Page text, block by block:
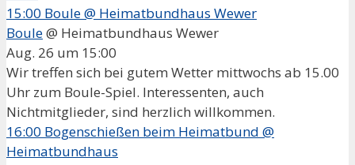
15:00 Boule@ Heimatbundhaus Wewer
Boule@ Heimatbundhaus Wewer
Aug. 26 um 15:00
Wir treffen sich bei gutem Wetter mittwochs ab 15.00
Uhr zum Boule-Spiel. Interessenten, auch
Nichtmitglieder, sind herzlich willkommen.
16:00 Bogenschießen beim Heimatbund @
Heimatbundhaus